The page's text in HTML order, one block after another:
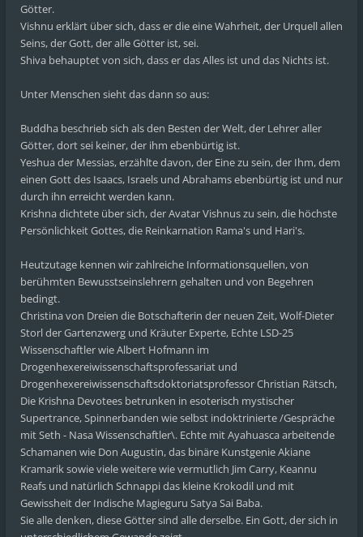
Götter.
Vishnu erklärt über sich, dass er die eine Wahrheit, der Urquell allen
Seins, der Gott, der alle Götter ist, sei.
Shiva behauptet von sich, dass er das Alles ist und das Nichts ist.
Unter Menschen sieht das dann so aus:
Buddha beschrieb sich als den Besten der Welt, der Lehrer aller
Götter, dort sei keiner, der ihm ebenbürtig ist.
Yeshua der Messias, erzählte davon, der Eine zu sein, der Ihm, dem
einen Gott des Isaacs, Israels und Abrahams ebenbürtig ist und nur
durch ihn erreicht werden kann.
Krishna dichtete über sich, der Avatar Vishnus zu sein, die höchste
Persönlichkeit Gottes, die Reinkarnation Rama's und Hari's.
Heutzutage kennen wir zahlreiche Informationsquellen, von
berühmten Bewusstseinslehrern gehalten und von Begehren
bedingt.
Christina von Dreien die Botschafterin der neuen Zeit, Wolf-Dieter
Storl der Gartenzwerg und Kräuter Experte, Echte LSD-25
Wissenschaftler wie Albert Hofmann im
Drogenhexereiwissenschaftsprofessariat und
Drogenhexereiwissenschaftsdoktoriatsprofessor Christian Rätsch,
Die Krishna Devotees betrunken in esoterisch mystischer
Supertrance, Spinnerbanden wie selbst indoktrinierte /Gespräche
mit Seth - Nasa Wissenschaftler\. Echte mit Ayahuasca arbeitende
Schamanen wie Don Augustin, das binäre Kunstgenie Akiane
Kramarik sowie viele weitere wie vermutlich Jim Carry, Keannu
Reafs und natürlich Schnappi das kleine Krokodil und mit
Gewissheit der Indische Magieguru Satya Sai Baba.
Sie alle denken, diese Götter sind alle derselbe. Ein Gott, der sich in